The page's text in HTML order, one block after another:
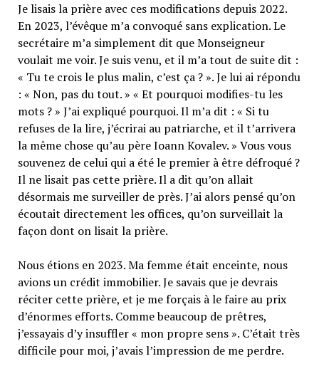
Je lisais la prière avec ces modifications depuis 2022.
En 2023, l’évêque m’a convoqué sans explication. Le
secrétaire m’a simplement dit que Monseigneur
voulait me voir. Je suis venu, et il m’a tout de suite dit :
« Tu te crois le plus malin, c’est ça ? ». Je lui ai répondu
: « Non, pas du tout. » « Et pourquoi modifies-tu les
mots ? » J’ai expliqué pourquoi. Il m’a dit : « Si tu
refuses de la lire, j’écrirai au patriarche, et il t’arrivera
la même chose qu’au père Ioann Kovalev. » Vous vous
souvenez de celui qui a été le premier à être défroqué ?
Il ne lisait pas cette prière. Il a dit qu’on allait
désormais me surveiller de près. J’ai alors pensé qu’on
écoutait directement les offices, qu’on surveillait la
façon dont on lisait la prière.
Nous étions en 2023. Ma femme était enceinte, nous
avions un crédit immobilier. Je savais que je devrais
réciter cette prière, et je me forçais à le faire au prix
d’énormes efforts. Comme beaucoup de prêtres,
j’essayais d’y insuffler « mon propre sens ». C’était très
difficile pour moi, j’avais l’impression de me perdre.